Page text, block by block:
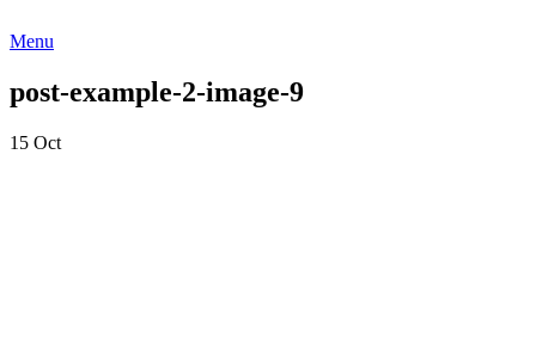
Menu
post-example-2-image-9
15 Oct